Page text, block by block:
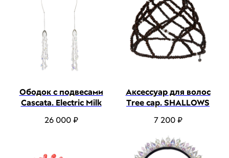
Ободок с подвесами
Cascata. Electric Milk
26 000 ₽
Аксессуар для волос
Tree cap. SHALLOWS
7 200 ₽